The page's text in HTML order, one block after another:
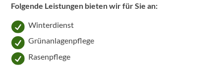
Folgende Leistungen bieten wir für Sie an:
Winterdienst
Grünanlagenpflege
Rasenpflege